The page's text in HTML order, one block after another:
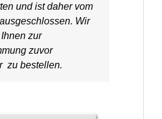
und ist daher vom
Wir
zur
zuvor
zu bestellen.